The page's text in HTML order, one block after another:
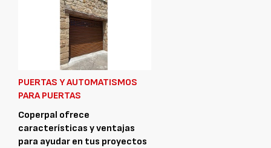
PUERTAS Y AUTOMATISMOS
PARA PUERTAS
Coperpal ofrece
características y ventajas
para ayudar en tus proyectos